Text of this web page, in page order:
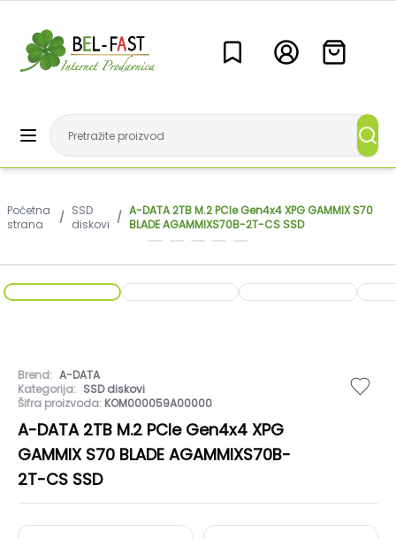
Početna
strana
/ SSD
diskovi / A-DATA 2TB M.2 PCIe Gen4x4 XPG GAMMIX S70
BLADE AGAMMIXS70B-2T-CS SSD
Brend: A-DATA
Kategorija: SSD diskovi
Šifra proizvoda: KOM000059A00000
A-DATA 2TB M.2 PCIe Gen4x4 XPG
GAMMIX S70 BLADE AGAMMIXS70B-
2T-CS SSD